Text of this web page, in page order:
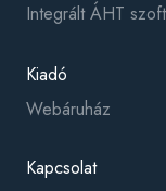
Integrált ÁHT
Kiadó
Webáruház
Kapcsolat